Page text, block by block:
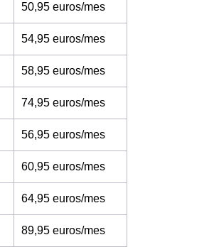
50,95 euros/mes
54,95 euros/mes
58,95 euros/mes
74,95 euros/mes
56,95 euros/mes
60,95 euros/mes
64,95 euros/mes
89,95 euros/mes